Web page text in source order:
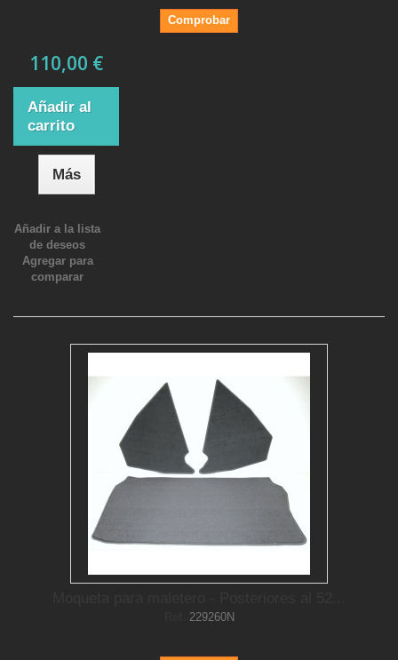
Comprobar
110,00 €
Añadir al
carrito
Más
Añadir a la lista
de deseos
Agregar para
comparar
229260N